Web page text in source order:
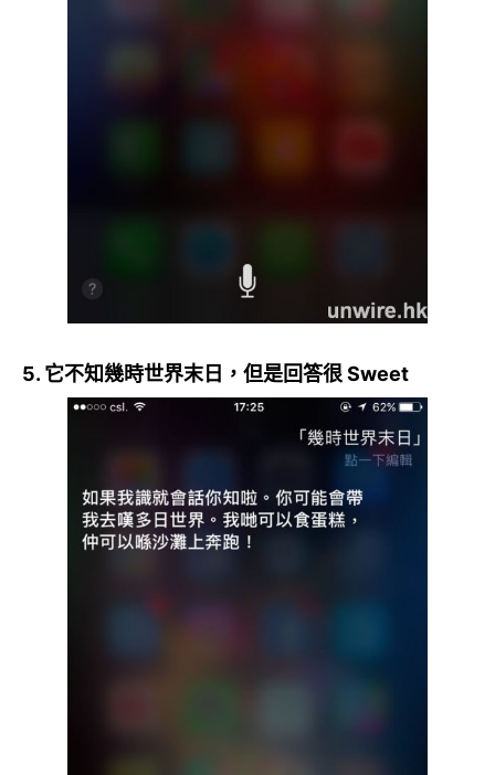
5. 它不知幾時世界末日，但是回答很 Sweet